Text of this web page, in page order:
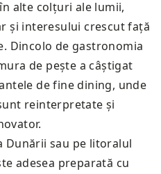
alte colțuri ale lumii,
și interesului crescut față
Dincolo de gastronomia
de pește a câștigat
de fine dining, unde
reinterpretate și
Dunării sau pe litoralul
adesea preparată cu